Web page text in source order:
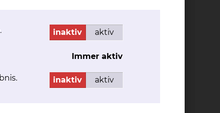
in Abwesenheit
inaktiv aktiv
Immer aktiv
inaktiv aktiv